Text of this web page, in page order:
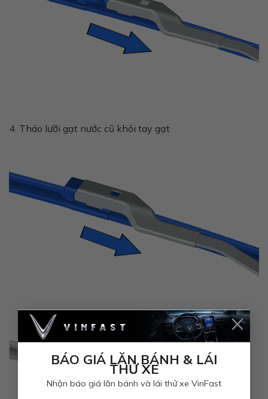
BÁO GIÁ LĂN BÁNH & LÁI
THỬ XE
Nhận báo giá lăn bánh và lái thử xe VinFast
×
4. Tháo lưỡi gạt nước cũ khỏi tay gạt